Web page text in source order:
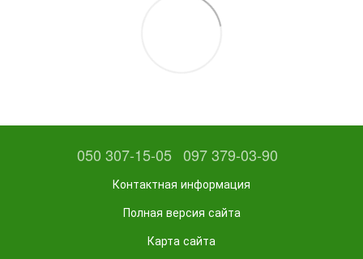
050 307-15-05 097 379-03-90
Контактная информация
Полная версия сайта
Карта сайта